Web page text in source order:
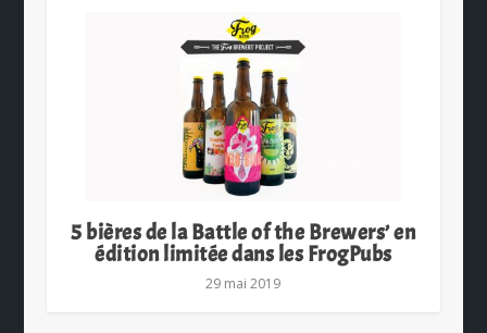
5 bières de la Battle of the Brewers’ en
édition limitée dans les FrogPubs
29 mai 2019